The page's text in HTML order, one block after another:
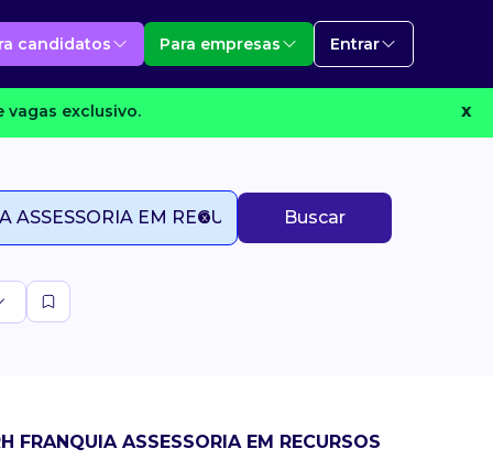
candidatos Para empresas Entrar
vagas exclusivo. X
Buscar
ASSESSORIA EM RECURSOS